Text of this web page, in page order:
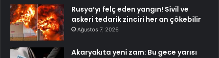
Rusya’yı felç eden yangın! Sivil ve
askeri tedarik zinciri her an çökebilir
Ağustos 7, 2026
Akaryakıta yeni zam: Bu gece yarısı